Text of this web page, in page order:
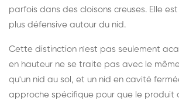
parfois dans des cloisons creuses. Elle
plus défensive autour du nid.
Cette distinction n'est pas seulement
en hauteur ne se traite pas avec le
qu'un nid au sol, et un nid en cavité
approche spécifique pour que le produit